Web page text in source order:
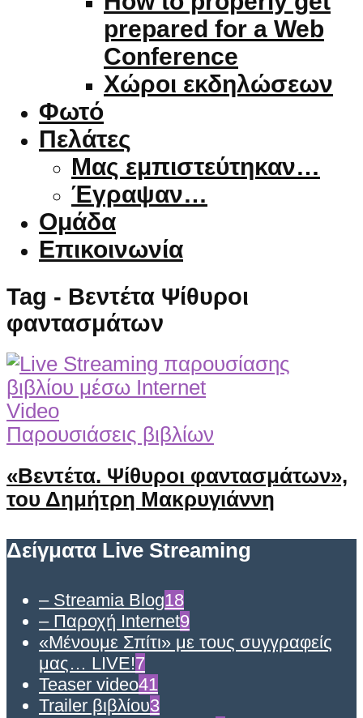
prepared for a Web
Conference
Χώροι εκδηλώσεων
Φωτό
Πελάτες
Μας εμπιστεύτηκαν…
Έγραψαν…
Ομάδα
Επικοινωνία
Tag - Βεντέτα Ψίθυροι
φαντασμάτων
Video
Παρουσιάσεις βιβλίων
«Βεντέτα. Ψίθυροι φαντασμάτων»,
του Δημήτρη Μακρυγιάννη
Δείγματα Live Streaming
– Streamia Blog18
– Παροχή Internet9
«Μένουμε Σπίτι» με τους συγγραφείς
μας… LIVE!7
Teaser video41
Trailer βιβλίου3